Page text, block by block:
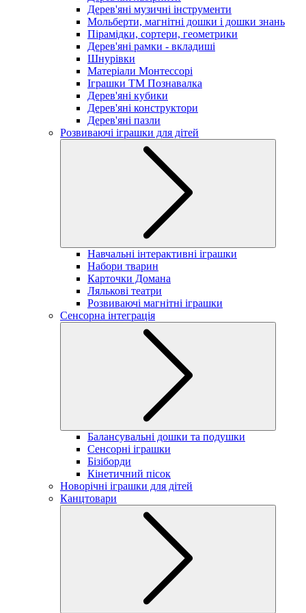
Дерев'яні музичні інструменти
Мольберти, магнітні дошки і дошки знань
Пірамідки, сортери, геометрики
Дерев'яні рамки - вкладиші
Шнурівки
Матеріали Монтессорі
Іграшки ТМ Познавалка
Дерев'яні кубики
Дерев'яні конструктори
Дерев'яні пазли
Розвиваючі іграшки для дітей
Навчальні інтерактивні іграшки
Набори тварин
Карточки Домана
Лялькові театри
Розвиваючі магнітні іграшки
Сенсорна інтеграція
Балансувальні дошки та подушки
Сенсорні іграшки
Бізіборди
Кінетичний пісок
Новорічні іграшки для дітей
Канцтовари